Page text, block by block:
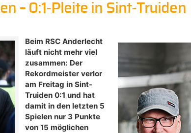
– 0:1-Pleite in Sint-Truiden
Beim RSC Anderlecht
läuft nicht mehr viel
zusammen: Der
Rekordmeister verlor
am Freitag in Sint-
Truiden 0:1 und hat
damit in den letzten 5
Spielen nur 3 Punkte
von 15 möglichen